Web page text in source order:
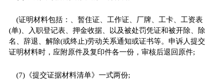
(证明材料包括：、暂住证、工作证、厂牌、工卡、工资表
(单)、入职登记表、押金收据、以及被处罚凭证和被开除、除
名、辞退、解除(或终止)劳动关系通知或证书等。申诉人提交
证明材料时，应附原件及复印件各一份，审核后退回原件;
(7)《提交证据材料清单》一式两份;